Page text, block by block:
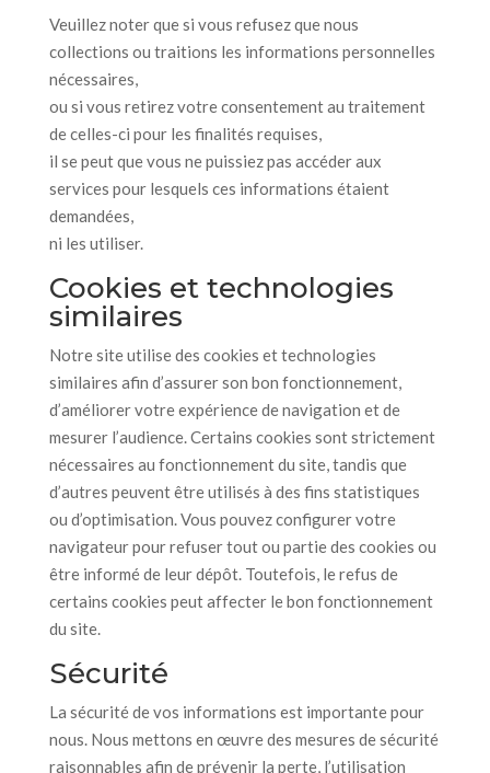
Veuillez noter que si vous refusez que nous
collections ou traitions les informations personnelles
nécessaires,
ou si vous retirez votre consentement au traitement
de celles-ci pour les finalités requises,
il se peut que vous ne puissiez pas accéder aux
services pour lesquels ces informations étaient
demandées,
ni les utiliser.
Cookies et technologies
similaires
Notre site utilise des cookies et technologies
similaires afin d’assurer son bon fonctionnement,
d’améliorer votre expérience de navigation et de
mesurer l’audience. Certains cookies sont strictement
nécessaires au fonctionnement du site, tandis que
d’autres peuvent être utilisés à des fins statistiques
ou d’optimisation. Vous pouvez configurer votre
navigateur pour refuser tout ou partie des cookies ou
être informé de leur dépôt. Toutefois, le refus de
certains cookies peut affecter le bon fonctionnement
du site.
Sécurité
La sécurité de vos informations est importante pour
nous. Nous mettons en œuvre des mesures de sécurité
raisonnables afin de prévenir la perte, l’utilisation